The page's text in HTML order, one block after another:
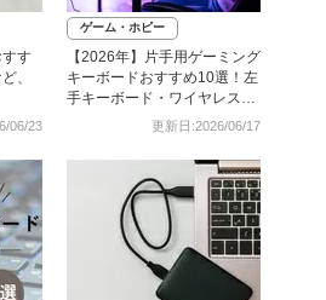
す
、
06/23
ゲーム・ホビー
【2026年】片手用ゲーミング
キーボードおすすめ10選！左
手キーボード・ワイヤレス対
更新日:2026/06/17